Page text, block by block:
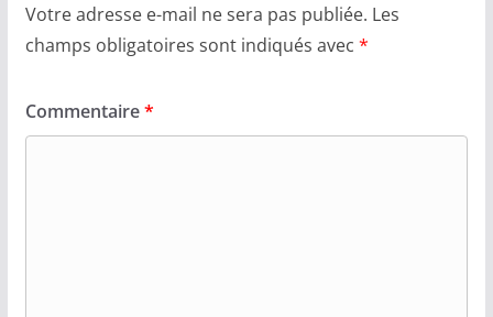
Votre adresse e-mail ne sera pas publiée. Les
champs obligatoires sont indiqués avec *
Commentaire*